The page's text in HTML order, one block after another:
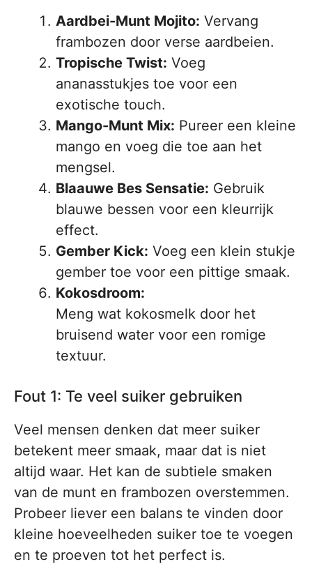
Aardbei-Munt Mojito: Vervang
frambozen door verse aardbeien.
Tropische Twist: Voeg
ananasstukjes toe voor een
exotische touch.
Mango-Munt Mix: Pureer een kleine
mango en voeg die toe aan het
mengsel.
Blaauwe Bes Sensatie: Gebruik
blauwe bessen voor een kleurrijk
effect.
Gember Kick: Voeg een klein stukje
gember toe voor een pittige smaak.
Kokosdroom:
Meng wat kokosmelk door het
bruisend water voor een romige
textuur.
Fout 1: Te veel suiker gebruiken
Veel mensen denken dat meer suiker
betekent meer smaak, maar dat is niet
altijd waar. Het kan de subtiele smaken
van de munt en frambozen overstemmen.
Probeer liever een balans te vinden door
kleine hoeveelheden suiker toe te voegen
en te proeven tot het perfect is.